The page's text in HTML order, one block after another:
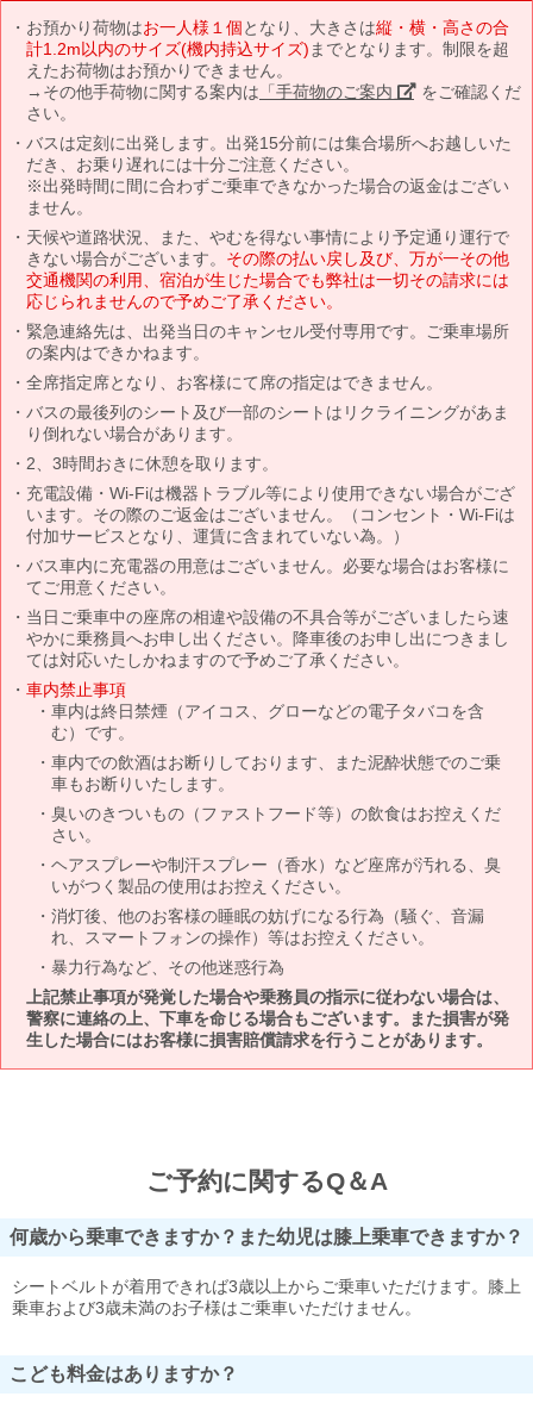
お預かり荷物はお一人様１個となり、大きさは縦・横・高さの合
計1.2m以内のサイズ(機内持込サイズ) までとなります。制限を超
えたお荷物はお預かりできません。
→その他手荷物に関する案内は 「手荷物のご案内」 をご確認くだ
さい。
バスは定刻に出発します。出発15分前には集合場所へお越しいた
だき、お乗り遅れには十分ご注意ください。
※出発時間に間に合わずご乗車できなかった場合の返金はござい
ません。
天候や道路状況、また、やむを得ない事情により予定通り運行で
きない場合がございます。 その際の払い戻し及び、万が一その他
交通機関の利用、宿泊が生じた場合でも弊社は一切その請求には
応じられませんので予めご了承ください。
緊急連絡先は、出発当日のキャンセル受付専用です。ご乗車場所
の案内はできかねます。
全席指定席となり、お客様にて席の指定はできません。
バスの最後列のシート及び一部のシートはリクライニングがあま
り倒れない場合があります。
2、3時間おきに休憩を取ります。
充電設備・Wi-Fiは機器トラブル等により使用できない場合がござ
います。その際のご返金はございません。（コンセント・Wi-Fiは
付加サービスとなり、運賃に含まれていない為。）
バス車内に充電器の用意はございません。必要な場合はお客様に
てご用意ください。
当日ご乗車中の座席の相違や設備の不具合等がございましたら速
やかに乗務員へお申し出ください。降車後のお申し出につきまし
ては対応いたしかねますので予めご了承ください。
車内禁止事項
車内は終日禁煙（アイコス、グローなどの電子タバコを含
む）です。
車内での飲酒はお断りしております、また泥酔状態でのご乗
車もお断りいたします。
臭いのきついもの（ファストフード等）の飲食はお控えくだ
さい。
ヘアスプレーや制汗スプレー（香水）など座席が汚れる、臭
いがつく製品の使用はお控えください。
消灯後、他のお客様の睡眠の妨げになる行為（騒ぐ、音漏
れ、スマートフォンの操作）等はお控えください。
暴力行為など、その他迷惑行為
上記禁止事項が発覚した場合や乗務員の指示に従わない場合は、
警察に連絡の上、下車を命じる場合もございます。また損害が発
生した場合にはお客様に損害賠償請求を行うことがあります。
ご予約に関するQ＆A
何歳から乗車できますか？また幼児は膝上乗車できますか？
シートベルトが着用できれば3歳以上からご乗車いただけます。膝上
乗車および3歳未満のお子様はご乗車いただけません。
こども料金はありますか？